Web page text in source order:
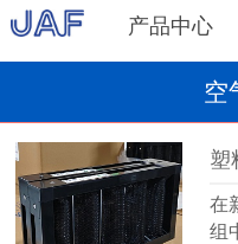
产品中心
空
在
组